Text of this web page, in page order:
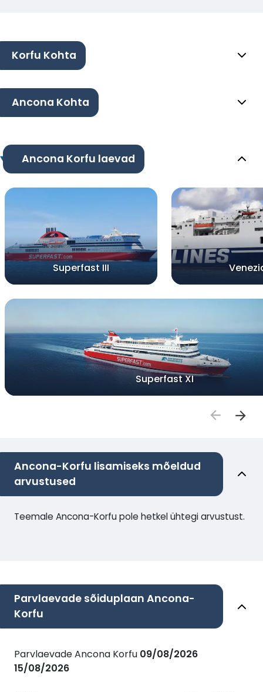
Korfu Kohta
Ancona Kohta
Ancona Korfu laevad
Superfast III
Superfast XI
Ancona-Korfu lisamiseks mõeldud
arvustused
Teemale Ancona-Korfu pole hetkel ühtegi arvustust.
Parvlaevade sõiduplaan Ancona-
Korfu
Parvlaevade Ancona Korfu 09/08/2026
15/08/2026